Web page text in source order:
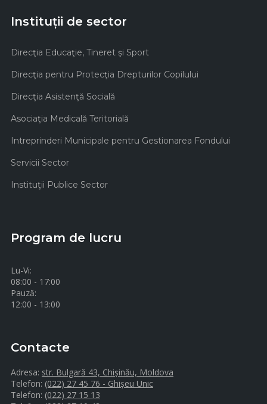
Instituții de sector
Direcţia Educaţie, Tineret şi Sport
Direcţia pentru Protecţia Drepturilor Copilului
Direcţia Asistenţă Socială
Asociaţia Medicală Teritorială
Intreprinderi Municipale pentru Gestionarea Fondului
Servicii Sector
Instituţii Publice Sector
Program de lucru
Lu-Vi:
08:00 - 17:00
Pauză:
12:00 - 13:00
Contacte
Adresa: str. Bulgară 43, Chișinău, Moldova
Telefon: (022) 27 45 76 - Ghișeu Unic
Telefon: (022) 27 15 13